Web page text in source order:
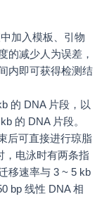
加入模板、引物
的减少人为误差，
内即可获得检测结
的 DNA 片段，以
的 DNA 片段。
后可直接进行琼脂
，电泳时有两条指
移速率与 3 ~ 5 kb
bp 线性 DNA 相